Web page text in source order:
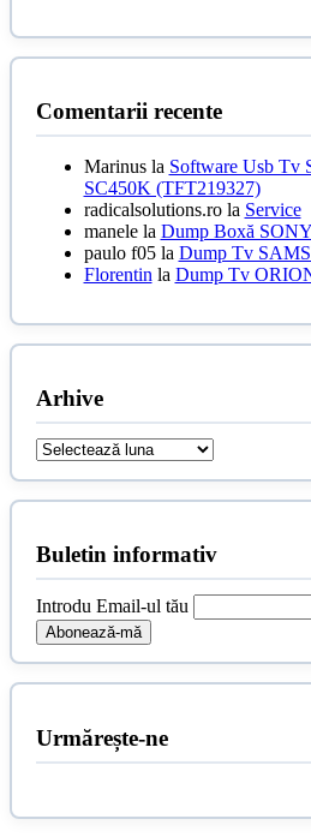
Comentarii recente
Marinusla Software Usb Tv
SC450K (TFT219327)
radicalsolutions.rola Service
manelela Dump Boxă
paulo f05la Dump Tv
Florentinla Dump Tv
Arhive
Arhive
Buletin informativ
Introdu Email-ul tău
Urmărește-ne